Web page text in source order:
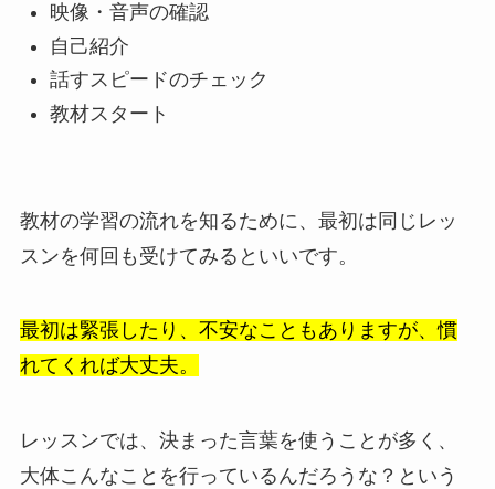
映像・音声の確認
自己紹介
話すスピードのチェック
教材スタート
教材の学習の流れを知るために、最初は同じレッ
スンを何回も受けてみるといいです。
最初は緊張したり、不安なこともありますが、慣
れてくれば大丈夫。
レッスンでは、決まった言葉を使うことが多く、
大体こんなことを行っているんだろうな？という